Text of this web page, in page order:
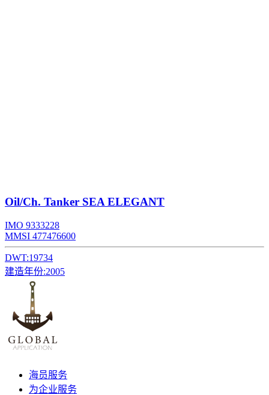
Oil/Ch. Tanker SEA ELEGANT
IMO 9333228
MMSI 477476600
DWT:19734
建造年份:2005
海员服务
为企业服务